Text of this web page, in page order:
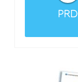
PRD